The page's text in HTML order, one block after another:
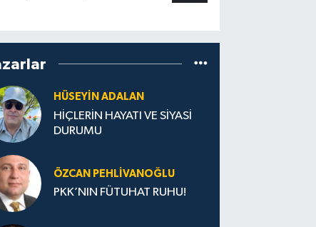
HÜSEYIN ADALAN
HİÇLERİN HAYATI VE SİYASİ
DURUMU
ÖZCAN PEHLIVANOĞLU
PKK’NIN FÜTUHAT RUHU!